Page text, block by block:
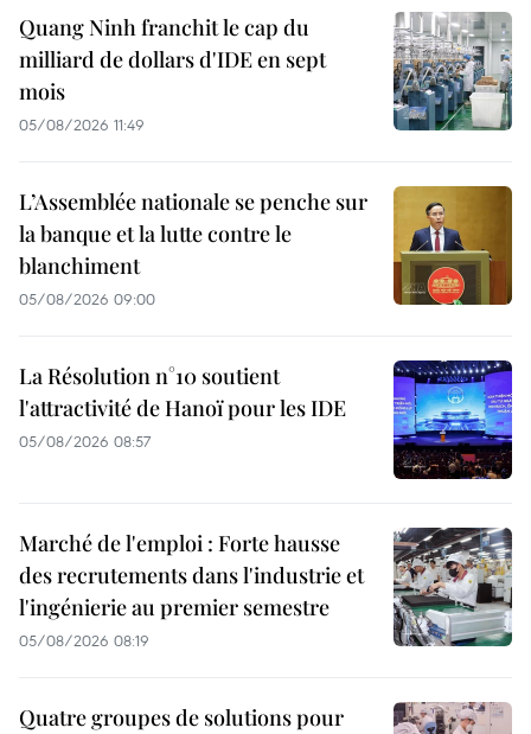
Quang Ninh franchit le cap du
milliard de dollars d'IDE en sept
mois
05/08/2026 11:49
L’Assemblée nationale se penche sur
la banque et la lutte contre le
blanchiment
05/08/2026 09:00
La Résolution n°10 soutient
l'attractivité de Hanoï pour les IDE
05/08/2026 08:57
Marché de l'emploi : Forte hausse
des recrutements dans l'industrie et
l'ingénierie au premier semestre
05/08/2026 08:19
Quatre groupes de solutions pour